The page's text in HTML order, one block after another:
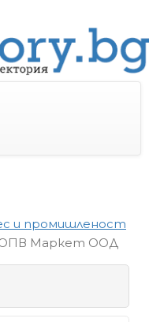
и промишленост
Маркет ООД